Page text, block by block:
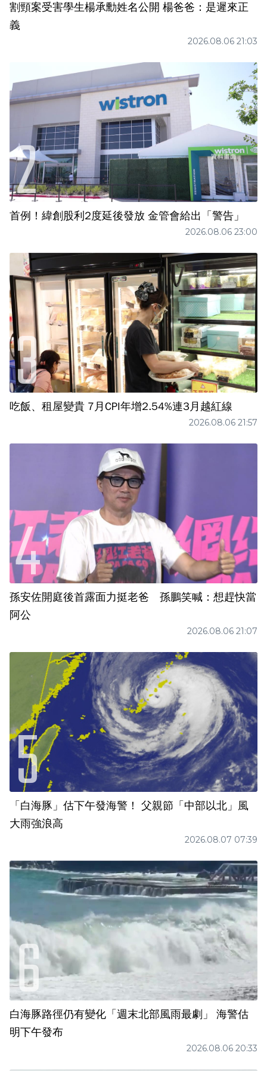
割頸案受害學生楊承勳姓名公開 楊爸爸：是遲來正
義
2026.08.06 21:03
首例！緯創股利2度延後發放 金管會給出「警告」
2026.08.06 23:00
吃飯、租屋變貴 7月CPI年增2.54%連3月越紅線
2026.08.06 21:57
孫安佐開庭後首露面力挺老爸 孫鵬笑喊：想趕快當
阿公
2026.08.06 21:07
「白海豚」估下午發海警！ 父親節「中部以北」風
大雨強浪高
2026.08.07 07:39
白海豚路徑仍有變化「週末北部風雨最劇」 海警估
明下午發布
2026.08.06 20:33